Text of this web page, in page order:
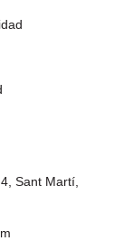
Sant Martí,